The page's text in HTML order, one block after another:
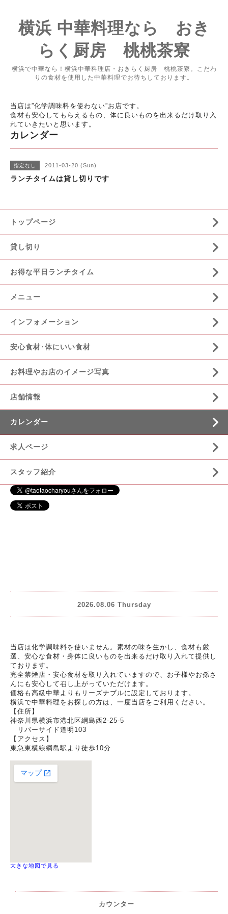
横浜 中華料理なら おき
らく厨房 桃桃茶寮
横浜で中華なら！横浜中華料理店・おきらく厨房 桃桃茶寮。こだわ
りの食材を使用した中華料理でお待ちしております。
当店は”化学調味料を使わない”お店です。
食材も安心してもらえるもの、体に良いものを出来るだけ取り入
れていきたいと思います。
カレンダー
指定なし 2011-03-20 (Sun)
ランチタイムは貸し切りです
トップページ
貸し切り
お得な平日ランチタイム
メニュー
インフォメーション
安心食材･体にいい食材
お料理やお店のイメージ写真
店舗情報
カレンダー
求人ページ
スタッフ紹介
2026.08.06 Thursday
当店は化学調味料を使いません。素材の味を生かし、食材も厳
選、安心な食材・身体に良いものを出来るだけ取り入れて提供し
ております。
完全禁煙店・安心食材を取り入れていますので、お子様やお孫さ
んにも安心して召し上がっていただけます。
価格も高級中華よりもリーズナブルに設定しております。
横浜で中華料理をお探しの方は、一度当店をご利用ください。
【住所】
神奈川県横浜市港北区綱島西2-25-5
リバーサイド道明103
【アクセス】
東急東横線綱島駅より徒歩10分
大きな地図で見る
カウンター